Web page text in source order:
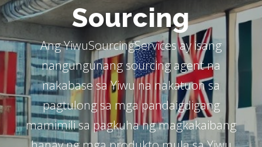
Tungkol sa atin Makipag-ugnayan sa amin
Sourcing
Ang YiwuSourcingServices ay isang
nangungunang sourcing agent na
nakabase sa Yiwu na nakatuon sa
pagtulong sa mga pandaigdigang
mamimili sa pagkuha ng magkakaibang